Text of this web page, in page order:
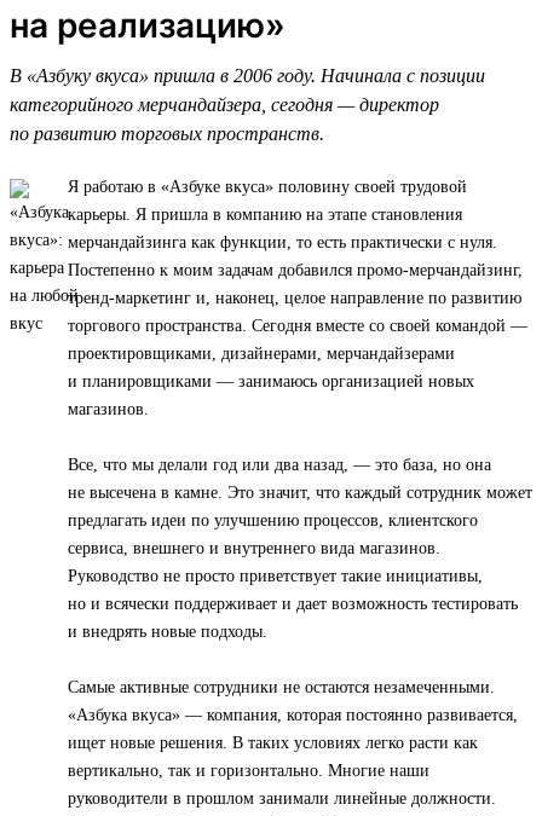
на реализацию»
В «Азбуку вкуса» пришла в 2006 году. Начинала с позиции
категорийного мерчандайзера, сегодня — директор
по развитию торговых пространств.
Я работаю в «Азбуке вкуса» половину своей трудовой
карьеры. Я пришла в компанию на этапе становления
мерчандайзинга как функции, то есть практически с нуля.
Постепенно к моим задачам добавился промо-мерчандайзинг,
тренд-маркетинг и, наконец, целое направление по развитию
торгового пространства. Сегодня вместе со своей командой —
проектировщиками, дизайнерами, мерчандайзерами
и планировщиками — занимаюсь организацией новых
магазинов.
Все, что мы делали год или два назад, — это база, но она
не высечена в камне. Это значит, что каждый сотрудник может
предлагать идеи по улучшению процессов, клиентского
сервиса, внешнего и внутреннего вида магазинов.
Руководство не просто приветствует такие инициативы,
но и всячески поддерживает и дает возможность тестировать
и внедрять новые подходы.
Самые активные сотрудники не остаются незамеченными.
«Азбука вкуса» — компания, которая постоянно развивается,
ищет новые решения. В таких условиях легко расти как
вертикально, так и горизонтально. Многие наши
руководители в прошлом занимали линейные должности.